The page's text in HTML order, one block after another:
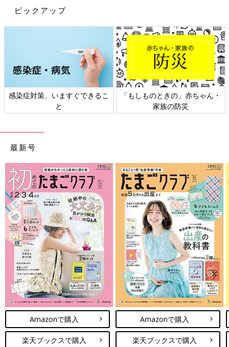
ピックアップ
感染症対策、いますぐできるこ
と
「もしものときの」赤ちゃん・
家族の防災
最新号
Amazonで購入
楽天ブックスで購入
Amazonで購入
楽天ブックスで購入